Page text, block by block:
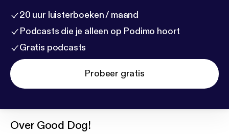
20 uur luisterboeken / maand
Podcasts die je alleen op Podimo hoort
Gratis podcasts
Probeer gratis
Over Good Dog!